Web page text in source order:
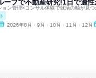
ープで不動産研究!1日で適性
ョン管理×コンサル体験で就活の軸が見つ
2026年8月・9月・10月・11月・12月